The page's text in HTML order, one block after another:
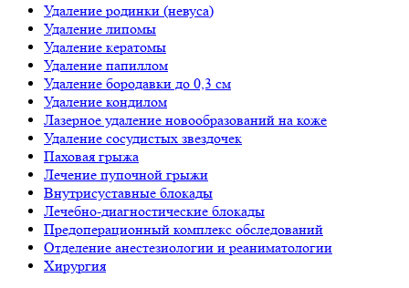
Удаление родинки (невуса)
Удаление липомы
Удаление кератомы
Удаление папиллом
Удаление бородавки до 0,3 см
Удаление кондилом
Лазерное удаление новообразований на коже
Удаление сосудистых звездочек
Паховая грыжа
Лечение пупочной грыжи
Внутрисуставные блокады
Лечебно-диагностические блокады
Предоперационный комплекс обследований
Отделение анестезиологии и реаниматологии
Хирургия